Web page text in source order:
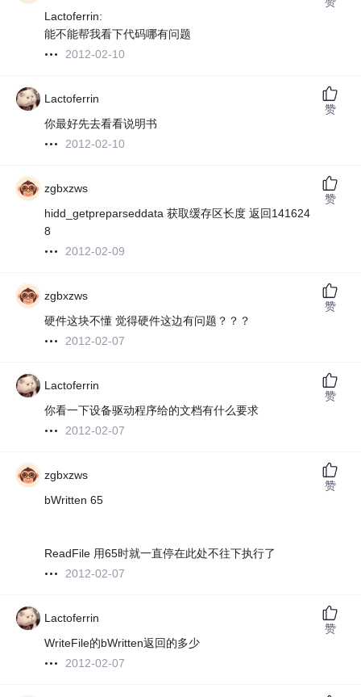
Lactoferrin:
能不能帮我看下代码哪有问题
2012-02-10
Lactoferrin
你最好先去看看说明书
2012-02-10
赞
zgbxzws
hidd_getpreparseddata 获取缓存区长度 返回141624
8
2012-02-09
赞
zgbxzws
硬件这块不懂 觉得硬件这边有问题？？？
2012-02-07
赞
Lactoferrin
你看一下设备驱动程序给的文档有什么要求
2012-02-07
赞
zgbxzws
bWritten 65
ReadFile 用65时就一直停在此处不往下执行了
2012-02-07
赞
Lactoferrin
WriteFile的bWritten返回的多少
2012-02-07
赞